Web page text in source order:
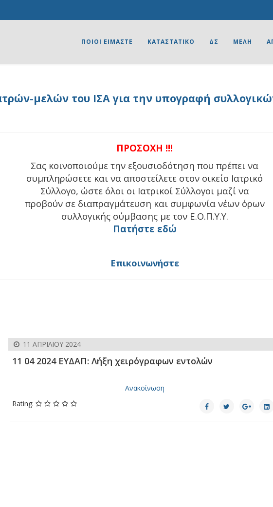
ΠΟΙΟΙ ΕΙΜΑΣΤΕ ΚΑΤΑΣΤΑΤΙΚΟ ΔΣ ΜΕΛΗ
μελών του ΙΣΑ για την υπογραφή
ΠΡΟΣΟΧΗ !!!
Σας κοινοποιούμε την εξουσιοδότηση που πρέπει να
συμπληρώσετε και να αποστείλετε στον οικείο Ιατρικό
Σύλλογο, ώστε όλοι οι Ιατρικοί Σύλλογοι μαζί να
προβούν σε διαπραγμάτευση και συμφωνία νέων όρων
συλλογικής σύμβασης με τον Ε.Ο.Π.Υ.Υ.
Πατήστε εδώ
Επικοινωνήστε
11 ΑΠΡΙΛΊΟΥ 2024
11 04 2024 ΕΥΔΑΠ: Λήξη χειρόγραφων εντολών
Ανακοίνωση
Rating: